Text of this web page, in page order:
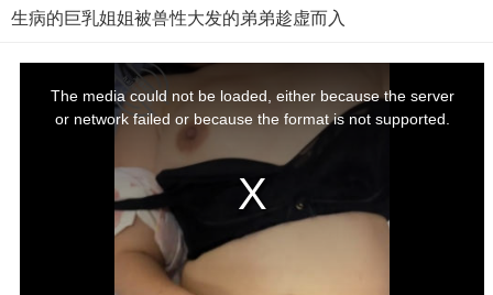
生病的巨乳姐姐被兽性大发的弟弟趁虚而入